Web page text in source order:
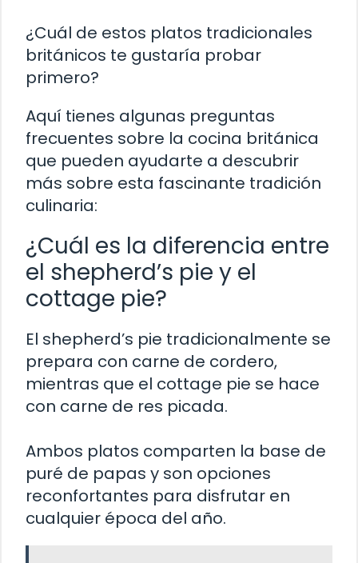
¿Cuál de estos platos tradicionales
británicos te gustaría probar
primero?
Aquí tienes algunas preguntas
frecuentes sobre la cocina británica
que pueden ayudarte a descubrir
más sobre esta fascinante tradición
culinaria:
¿Cuál es la diferencia entre
el shepherd’s pie y el
cottage pie?
El shepherd’s pie tradicionalmente se
prepara con carne de cordero,
mientras que el cottage pie se hace
con carne de res picada.
Ambos platos comparten la base de
puré de papas y son opciones
reconfortantes para disfrutar en
cualquier época del año.